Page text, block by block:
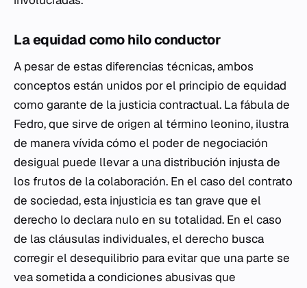
La equidad como hilo conductor
A pesar de estas diferencias técnicas, ambos
conceptos están unidos por el principio de equidad
como garante de la justicia contractual. La fábula de
Fedro, que sirve de origen al término leonino, ilustra
de manera vívida cómo el poder de negociación
desigual puede llevar a una distribución injusta de
los frutos de la colaboración. En el caso del contrato
de sociedad, esta injusticia es tan grave que el
derecho lo declara nulo en su totalidad. En el caso
de las cláusulas individuales, el derecho busca
corregir el desequilibrio para evitar que una parte se
vea sometida a condiciones abusivas que